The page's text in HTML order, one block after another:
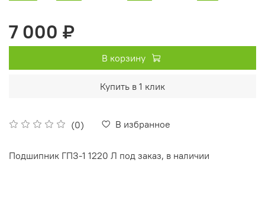
(0) В избранное
7 000 ₽
В корзину
Купить в 1 клик
Подшипник ГПЗ-1 1220 Л под заказ, в наличии